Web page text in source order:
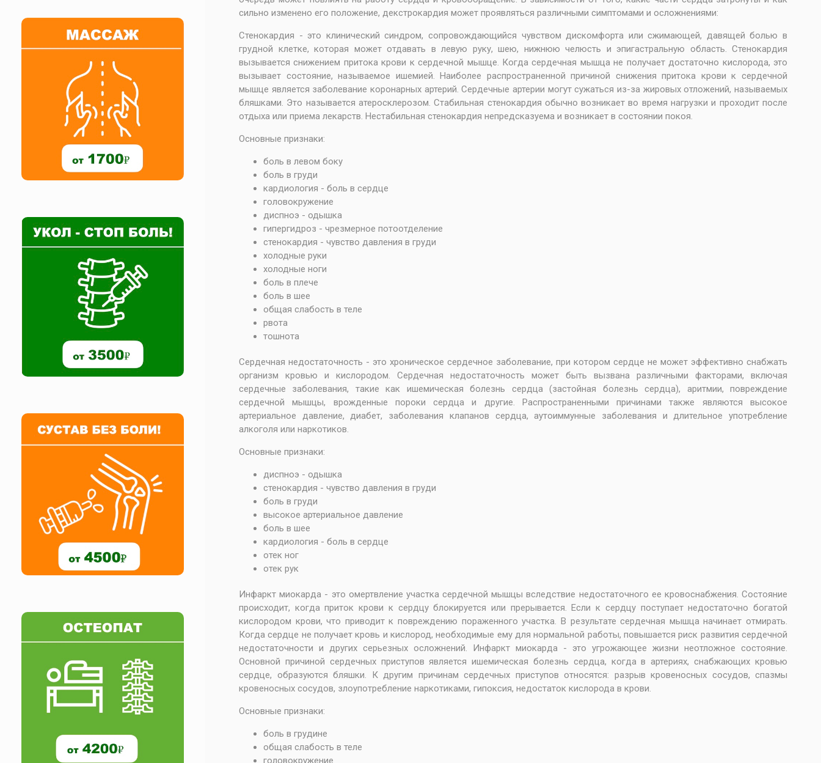
сильно изменено его положение, декстрокардия может проявляться различными симптомами и осложнениями:
Стенокардия - это клинический синдром, сопровождающийся чувством дискомфорта или сжимающей, давящей болью в
грудной клетке, которая может отдавать в левую руку, шею, нижнюю челюсть и эпигастральную область. Стенокардия
вызывается снижением притока крови к сердечной мышце. Когда сердечная мышца не получает достаточно кислорода, это
вызывает состояние, называемое ишемией. Наиболее распространенной причиной снижения притока крови к сердечной
мышце является заболевание коронарных артерий. Сердечные артерии могут сужаться из-за жировых отложений, называемых
бляшками. Это называется атеросклерозом. Стабильная стенокардия обычно возникает во время нагрузки и проходит после
отдыха или приема лекарств. Нестабильная стенокардия непредсказуема и возникает в состоянии покоя.
Основные признаки:
боль в левом боку
боль в груди
кардиология - боль в сердце
головокружение
диспноэ - одышка
гипергидроз - чрезмерное потоотделение
стенокардия - чувство давления в груди
холодные руки
холодные ноги
боль в плече
боль в шее
общая слабость в теле
рвота
тошнота
Сердечная недостаточность - это хроническое сердечное заболевание, при котором сердце не может эффективно снабжать
организм кровью и кислородом. Сердечная недостаточность может быть вызвана различными факторами, включая
сердечные заболевания, такие как ишемическая болезнь сердца (застойная болезнь сердца), аритмии, повреждение
сердечной мышцы, врожденные пороки сердца и другие. Распространенными причинами также являются высокое
артериальное давление, диабет, заболевания клапанов сердца, аутоиммунные заболевания и длительное употребление
алкоголя или наркотиков.
Основные признаки:
диспноэ - одышка
стенокардия - чувство давления в груди
боль в груди
высокое артериальное давление
боль в шее
кардиология - боль в сердце
отек ног
отек рук
Инфаркт миокарда - это омертвление участка сердечной мышцы вследствие недостаточного ее кровоснабжения. Состояние
происходит, когда приток крови к сердцу блокируется или прерывается. Если к сердцу поступает недостаточно богатой
кислородом крови, что приводит к повреждению пораженного участка. В результате сердечная мышца начинает отмирать.
Когда сердце не получает кровь и кислород, необходимые ему для нормальной работы, повышается риск развития сердечной
недостаточности и других серьезных осложнений. Инфаркт миокарда - это угрожающее жизни неотложное состояние.
Основной причиной сердечных приступов является ишемическая болезнь сердца, когда в артериях, снабжающих кровью
сердце, образуются бляшки. К другим причинам сердечных приступов относятся: разрыв кровеносных сосудов, спазмы
кровеносных сосудов, злоупотребление наркотиками, гипоксия, недостаток кислорода в крови.
Основные признаки:
боль в грудине
общая слабость в теле
головокружение